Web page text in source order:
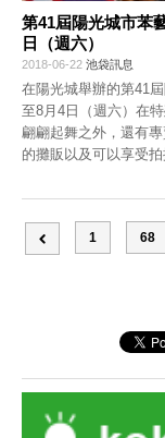
第41屆陽光城市苯
日（週六）
2018-06-22 池袋訊息
在陽光城舉辦的第41
至8月4日（週六）在
翩翩起舞之外，還有
的攤販以及可以享受拍
1 68